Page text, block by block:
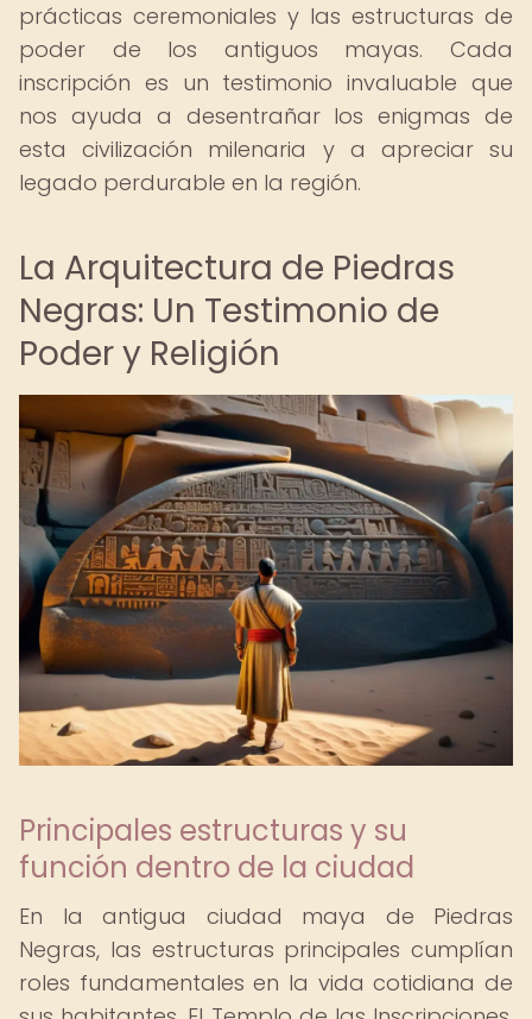
prácticas ceremoniales y las estructuras de
poder de los antiguos mayas. Cada
inscripción es un testimonio invaluable que
nos ayuda a desentrañar los enigmas de
esta civilización milenaria y a apreciar su
legado perdurable en la región.
La Arquitectura de Piedras
Negras: Un Testimonio de
Poder y Religión
Principales estructuras y su
función dentro de la ciudad
En la antigua ciudad maya de Piedras
Negras, las estructuras principales cumplían
roles fundamentales en la vida cotidiana de